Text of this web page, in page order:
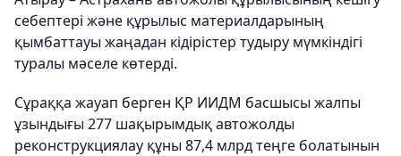
себептері және құрылыс материалдарының
қымбаттауы жаңадан кідірістер тудыру мүмкіндігі
туралы мәселе көтерді.
Сұраққа жауап берген ҚР ИИДМ басшысы жалпы
ұзындығы 277 шақырымдық автожолды
реконструкциялау құны 87,4 млрд теңге болатынын